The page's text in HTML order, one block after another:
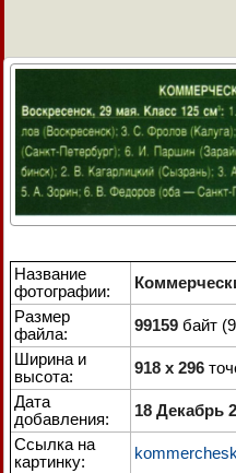
Название
фотографии:
Размер
файла:
99159 байт
Ширина и
высота:
918 x 296
Дата
добавления:
18 Декабрь
Ссылка на
картинку: